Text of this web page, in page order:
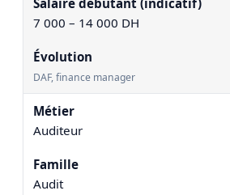
7 000 – 14 000 DH
DAF, finance manager
Auditeur
Audit